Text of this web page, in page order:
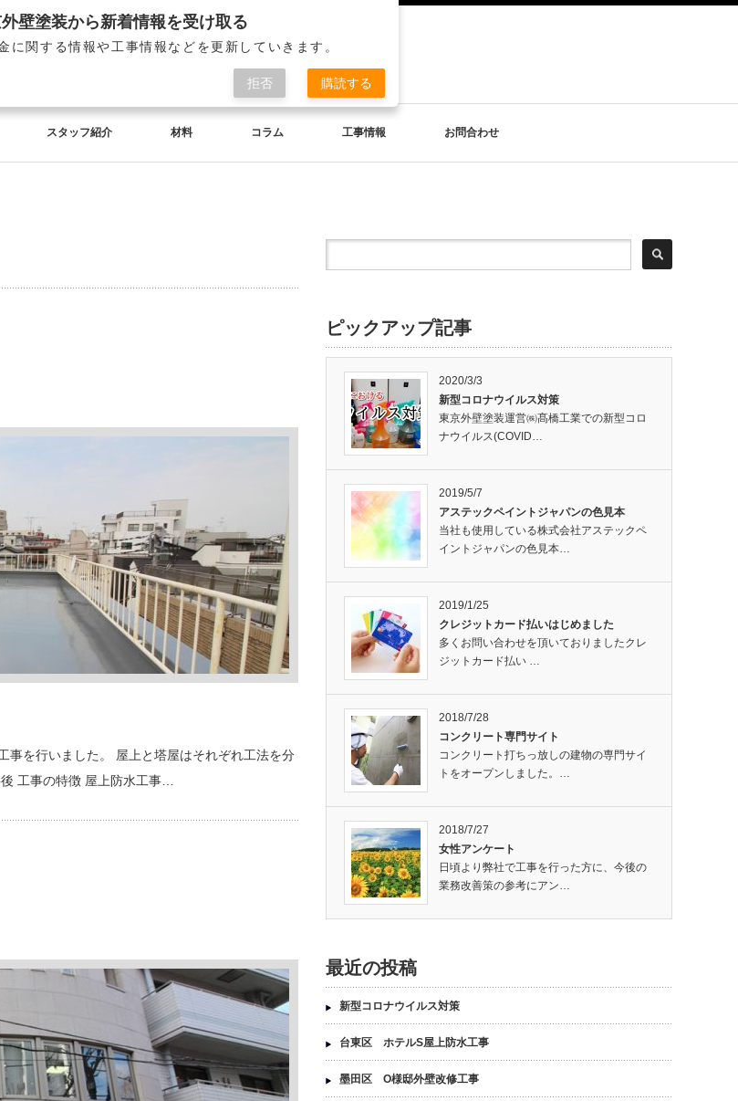
スタッフ紹介 材料 コラム 工事情報 お問合わせ
を行いました。 屋上と塔屋はそれぞれ工法を分
工事の特徴 屋上防水工事…
ピックアップ記事
2020/3/3
新型コロナウイルス対策
東京外壁塗装運営㈱髙橋工業での新型コロ
ナウイルス(COVID…
2019/5/7
アステックペイントジャパンの色見本
当社も使用している株式会社アステックペ
イントジャパンの色見本…
2019/1/25
クレジットカード払いはじめました
多くお問い合わせを頂いておりましたクレ
ジットカード払い …
2018/7/28
コンクリート専門サイト
コンクリート打ちっ放しの建物の専門サイ
トをオープンしました。…
2018/7/27
女性アンケート
日頃より弊社で工事を行った方に、今後の
業務改善策の参考にアン…
最近の投稿
新型コロナウイルス対策
台東区 ホテルS屋上防水工事
墨田区 O様邸外壁改修工事
壁塗装から新着情報を受け取る
に関する情報や工事情報などを更新していきます。
拒否 購読する